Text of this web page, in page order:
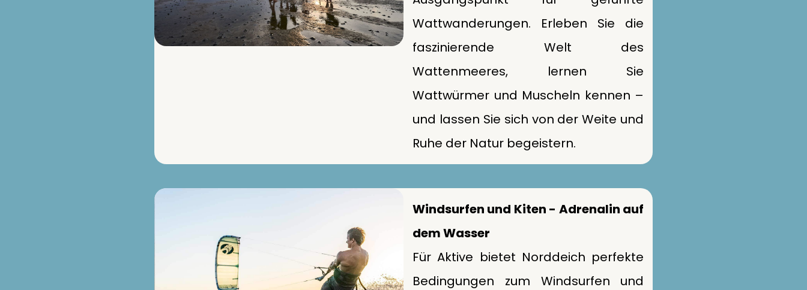
Wattwanderungen. Erleben Sie die
faszinierende Welt des
Wattenmeeres, lernen Sie
Wattwürmer und Muscheln kennen –
und lassen Sie sich von der Weite und
Ruhe der Natur begeistern.
Windsurfen und Kiten - Adrenalin auf
dem Wasser
Für Aktive bietet Norddeich perfekte
Bedingungen zum Windsurfen und